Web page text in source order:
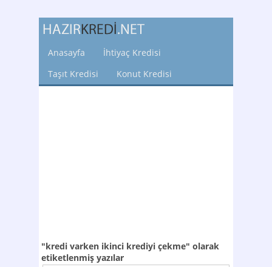
Anasayfa
İhtiyaç Kredisi
Taşıt Kredisi
Konut Kredisi
"kredi varken ikinci krediyi çekme" olarak
etiketlenmiş yazılar